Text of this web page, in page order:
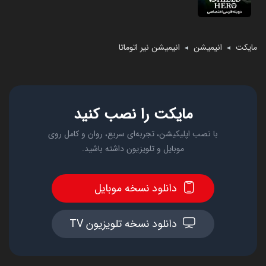
مایکت ◄ انیمیشن ◄ انیمیشن نیر اتوماتا
مایکت را نصب کنید
با نصب اپلیکیشن، تجربه‌ای سریع، روان و کامل روی
موبایل و تلویزیون داشته باشید.
دانلود نسخه موبایل
دانلود نسخه تلویزیون TV